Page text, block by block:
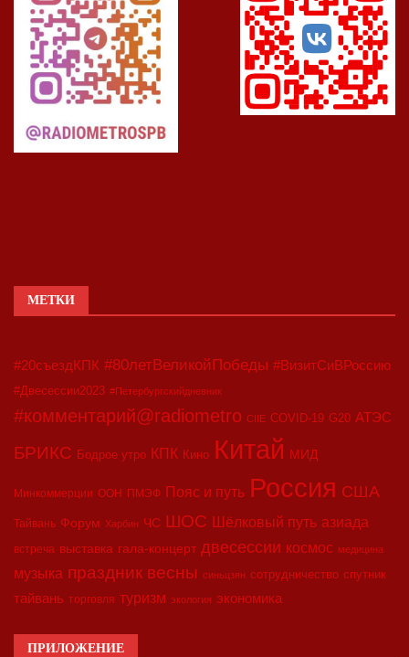
МЕТКИ
#20съездКПК #80летВеликойПобеды #ВизитСиВРоссию
#Двесессии2023 #Петербургскийдневник
#комментарий@radiometro CIIE COVID-19 G20 АТЭС
БРИКС Бодрое утро КПК Кино Китай МИД
Минкоммерции ООН ПМЭФ Пояс и путь Россия США
Тайвань Форум Харбин ЧС ШОС Шёлковый путь азиада
встреча выставка гала-концерт двесессии космос медицина
музыка праздник весны синьцзян сотрудничество спутник
тайвань торговля туризм экология экономика
ПРИЛОЖЕНИЕ